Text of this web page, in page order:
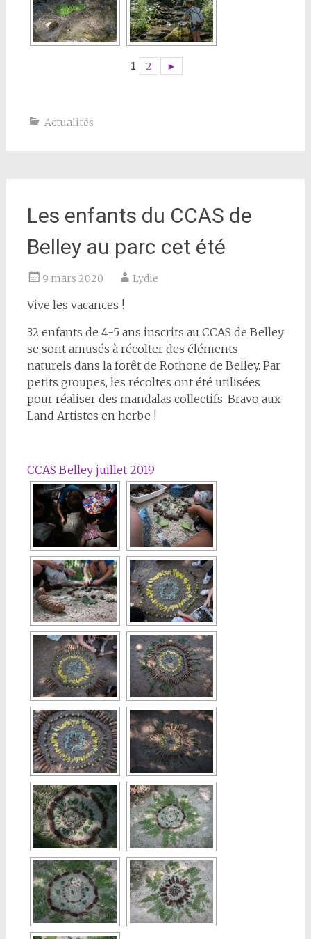
1 2 ►
Actualités
Les enfants du CCAS de
Belley au parc cet été
9 mars 2020 Lydie
Vive les vacances !
32 enfants de 4-5 ans inscrits au CCAS de Belley
se sont amusés à récolter des éléments
naturels dans la forêt de Rothone de Belley. Par
petits groupes, les récoltes ont été utilisées
pour réaliser des mandalas collectifs. Bravo aux
Land Artistes en herbe !
CCAS Belley juillet 2019